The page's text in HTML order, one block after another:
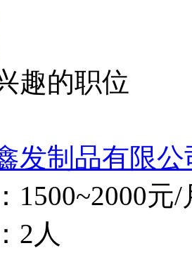
趣的职位
发制品有限公
1500~2000元/
2人